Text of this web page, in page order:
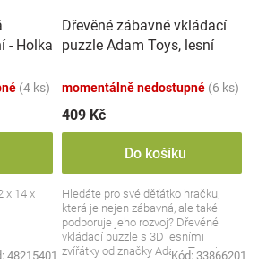
- Holka
(4 ks)
x 14 x
48215401
Dřevěné zábavné vkládací
puzzle Adam Toys, lesní
momentálně nedostupné (6 ks)
409 Kč
Do košíku
Hledáte pro své děťátko hračku,
která je nejen zábavná, ale také
podporuje jeho rozvoj? Dřevěné
vkládací puzzle s 3D lesními
zvířátky od značky Adam Toys je
Kód: 33866201